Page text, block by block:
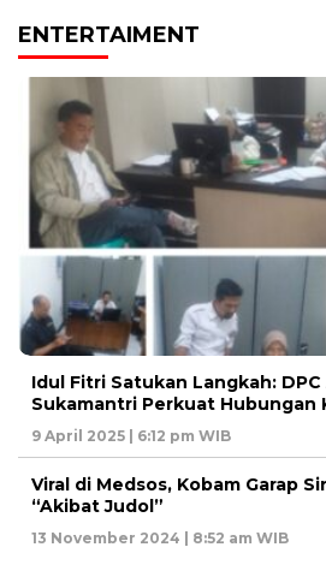
ENTERTAIMENT
Idul Fitri Satukan Langkah:
Sukamantri Perkuat Hubungan
9 April 2025 | 6:12 pm WIB
Viral di Medsos, Kobam Garap
“Akibat Judol”
13 November 2024 | 8:52 am WIB